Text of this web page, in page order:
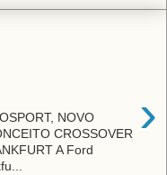
›
NOVO
CROSSOVER
A Ford